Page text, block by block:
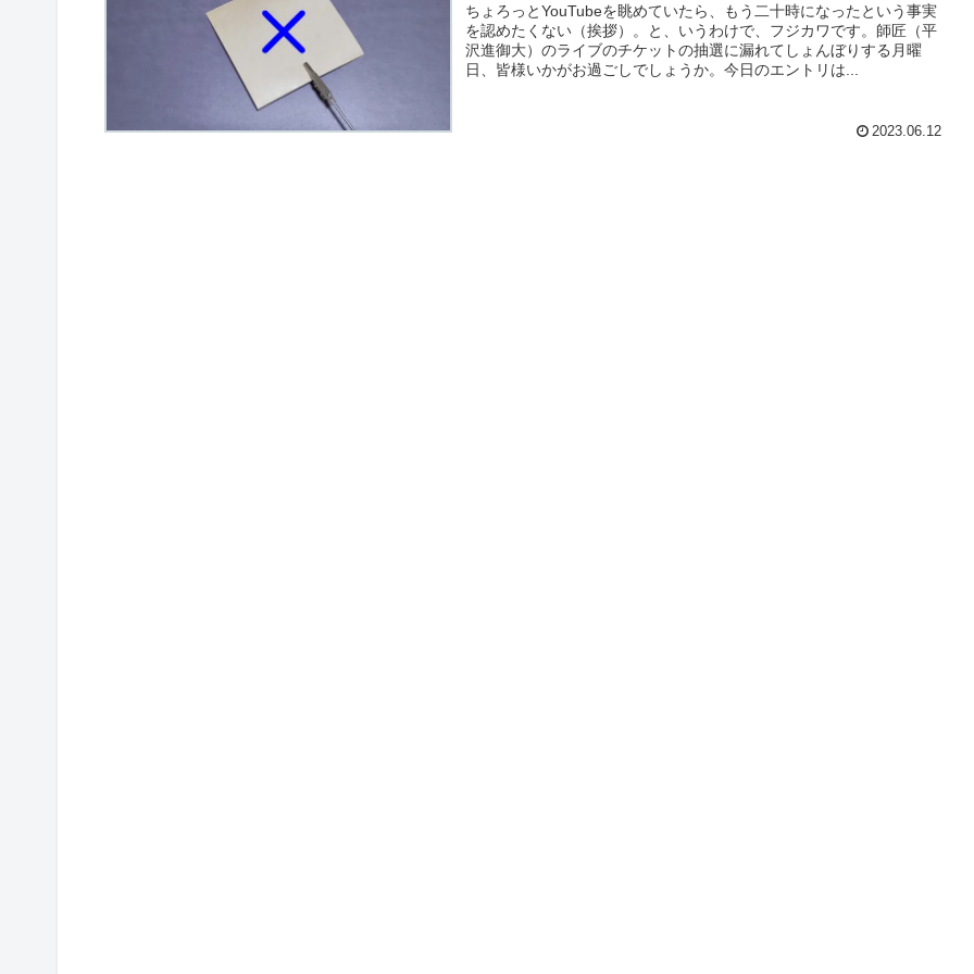
ちょろっとYouTubeを眺めていたら、もう二十時になったという事実
を認めたくない（挨拶）。と、いうわけで、フジカワです。師匠（平
沢進御大）のライブのチケットの抽選に漏れてしょんぼりする月曜
日、皆様いかがお過ごしでしょうか。今日のエントリは...
2023.06.12